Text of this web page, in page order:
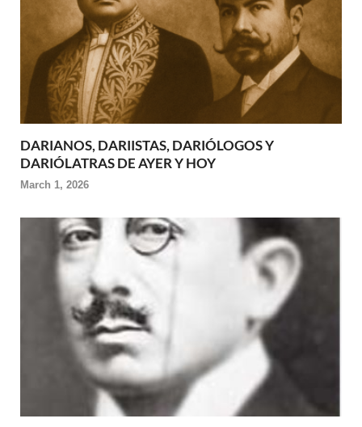
DARIANOS, DARIISTAS, DARIÓLOGOS Y
DARIÓLATRAS DE AYER Y HOY
March 1, 2026